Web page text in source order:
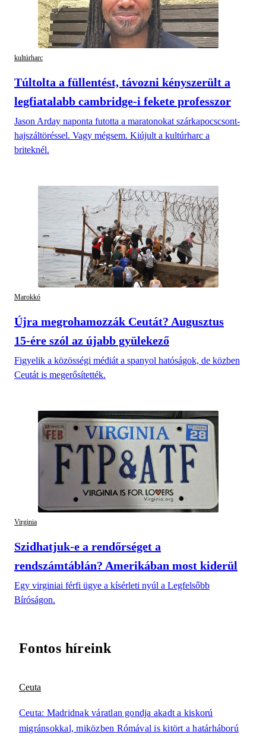
kultúrharc
Túltolta a füllentést, távozni kényszerült a
legfiatalabb cambridge-i fekete professzor
Jason Arday naponta futotta a maratonokat szárkapocscsont-
hajszáltöréssel. Vagy mégsem. Kiújult a kultúrharc a
briteknél.
Marokkó
Újra megrohamozzák Ceutát? Augusztus
15-ére szól az újabb gyülekező
Figyelik a közösségi médiát a spanyol hatóságok, de közben
Ceutát is megerősítették.
Virginia
Szidhatjuk-e a rendőrséget a
rendszámtáblán? Amerikában most kiderül
Egy virginiai férfi ügye a kísérleti nyúl a Legfelsőbb
Bíróságon.
Fontos híreink
Ceuta
Ceuta: Madridnak váratlan gondja akadt a kiskorú
migránsokkal, miközben Rómával is kitört a határháború